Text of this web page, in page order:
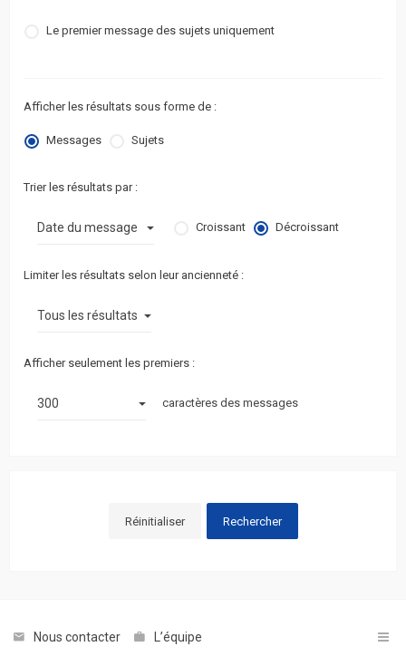
Le premier message des sujets uniquement
Afficher les résultats sous forme de :
Messages Sujets
Trier les résultats par :
Croissant Décroissant
Limiter les résultats selon leur ancienneté :
Afficher seulement les premiers :
caractères des messages
Nous contacter L’équipe